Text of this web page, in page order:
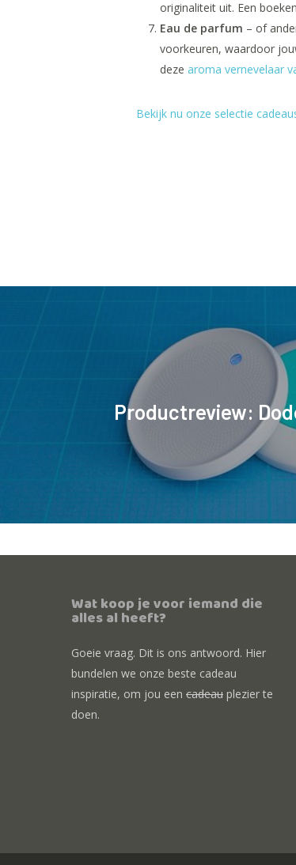
originaliteit uit. Een
Eau de parfum – of
voorkeuren, waardoor
deze aroma vernevelaar
Bekijk nu onze selectie
Productreview:
Wat koop je voor iemand die
alles al heeft?
Goeie vraag. Dit is ons antwoord. Hier
bundelen we onze beste cadeau
inspiratie, om jou een cadeau plezier te
doen.